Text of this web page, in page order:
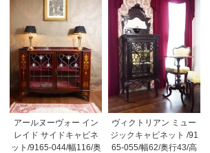
アールヌーヴォー イン
レイド サイドキャビネ
ット/9165-044/幅116/奥
ヴィクトリアン ミュー
ジックキャビネット /91
65-055/幅62/奥行43/高